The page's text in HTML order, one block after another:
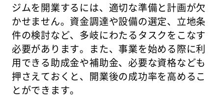
ジムを開業するには、適切な準備と計画が欠
かせません。資金調達や設備の選定、立地条
件の検討など、多岐にわたるタスクをこなす
必要があります。また、事業を始める際に利
用できる助成金や補助金、必要な資格なども
押さえておくと、開業後の成功率を高めるこ
とができます。